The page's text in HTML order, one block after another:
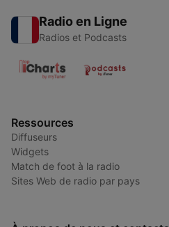
Radio en Ligne
Radios et Podcasts
Ressources
Diffuseurs
Widgets
Match de foot à la radio
Sites Web de radio par pays